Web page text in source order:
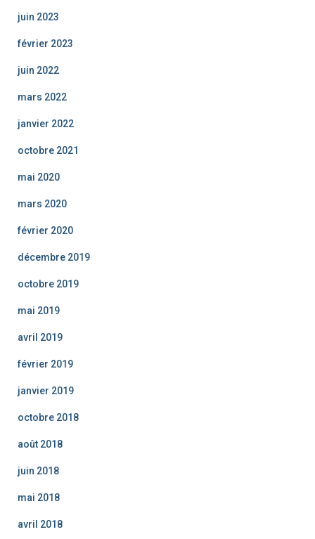
juin 2023
février 2023
juin 2022
mars 2022
janvier 2022
octobre 2021
mai 2020
mars 2020
février 2020
décembre 2019
octobre 2019
mai 2019
avril 2019
février 2019
janvier 2019
octobre 2018
août 2018
juin 2018
mai 2018
avril 2018